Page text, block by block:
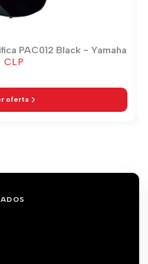
PAC012 Black - Yamaha
oferta